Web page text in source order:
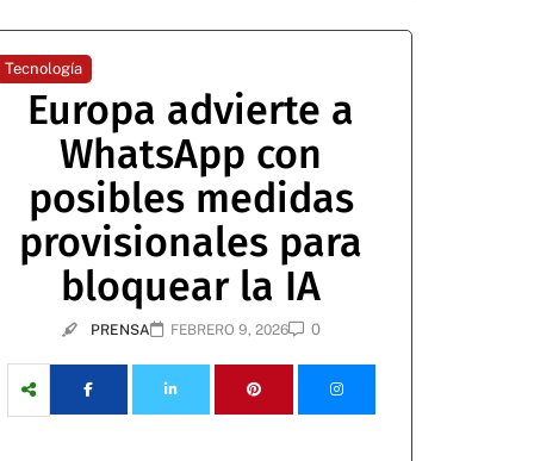
Tecnología
Europa advierte a
WhatsApp con
posibles medidas
provisionales para
bloquear la IA
PRENSA FEBRERO 9, 2026 0